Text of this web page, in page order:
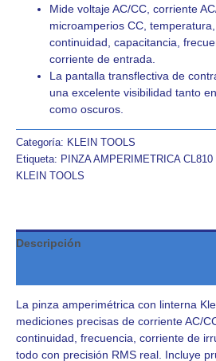
Mide voltaje AC/CC, corriente
microamperios CC,
continuidad, capacitancia,
corriente de entrada.
La pantalla transflectiva de
una excelente visibilidad tanto
como oscuros.
Categoría: KLEIN TOOLS
Etiqueta: PINZA AMPERIMETRICA
KLEIN TOOLS
Descripción
La pinza amperimétrica con linterna
mediciones precisas de corriente AC/
continuidad, frecuencia, corriente de
todo con precisión RMS real. Incluye